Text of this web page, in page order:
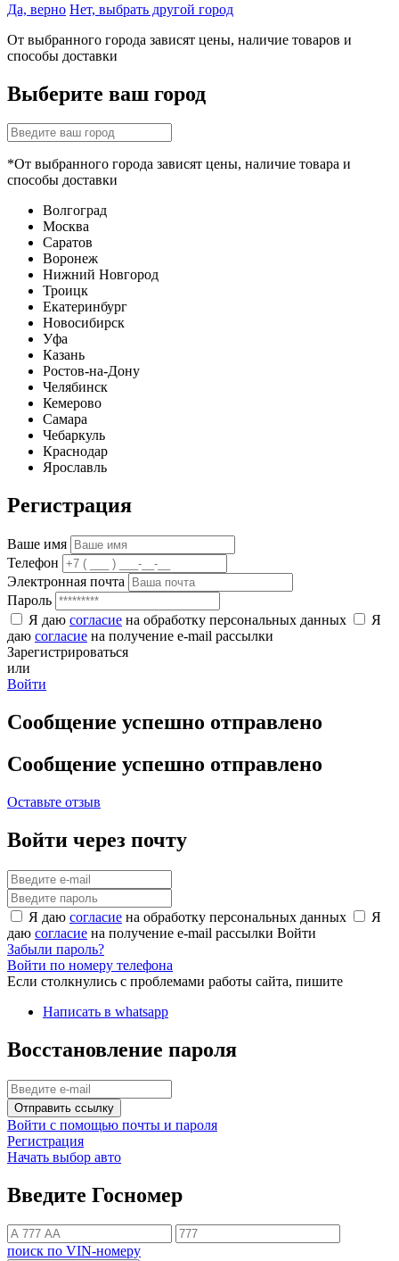
Да, верно Нет, выбрать другой город
От выбранного города зависят цены, наличие товаров и
способы доставки
Выберите ваш город
*От выбранного города зависят цены, наличие товара и
способы доставки
Волгоград
Москва
Саратов
Воронеж
Нижний Новгород
Троицк
Екатеринбург
Новосибирск
Уфа
Казань
Ростов-на-Дону
Челябинск
Кемерово
Самара
Чебаркуль
Краснодар
Ярославль
Регистрация
Ваше имя
Телефон
Электронная почта
Пароль
Я даю согласие на обработку персональных данных
Я
даю согласие на получение e-mail рассылки
Зарегистрироваться
или
Войти
Сообщение успешно отправлено
Сообщение успешно отправлено
Оставьте отзыв
Войти через почту
Я даю согласие на обработку персональных данных
Я
даю согласие на получение e-mail рассылки Войти
Забыли пароль?
Войти по номеру телефона
Если столкнулись с проблемами работы сайта, пишите
Написать в whatsapp
Восстановление пароля
Отправить ссылку
Войти с помощью почты и пароля
Регистрация
Начать выбор авто
Введите Госномер
поиск по VIN-номеру